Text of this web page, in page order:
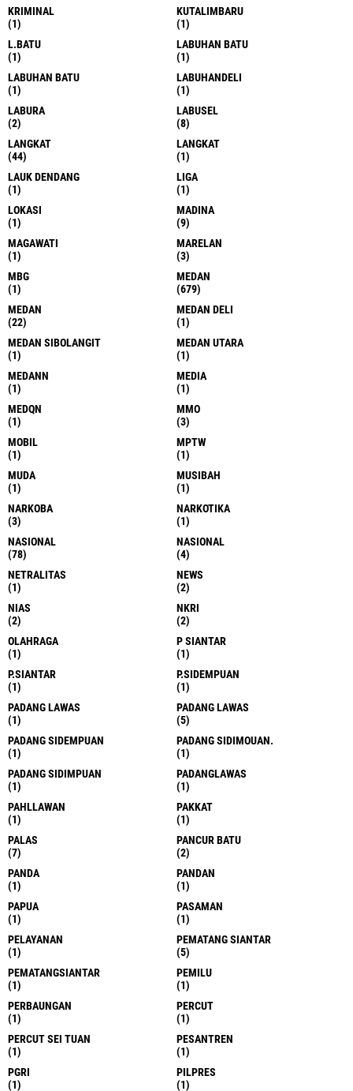
IKLAN
(2)
IMIGRASI
(1)
INKANAS
(1)
JAKARTA
(16)
JAKARTA
(1)
JAKARTA SUMUT
(1)
JAKSA
(1)
KALAMBIR LIMA
(1)
KAPAL
(1)
KAPOLRES
(2)
KAPOLRI
(2)
KARO
(19)
KAVLING 98
(1)
KEGIATAN
(1)
KLAMBIR LIMA
(1)
KOREA
(1)
KOTA
(4)
KOTA PINANG
(1)
KOTARI
(1)
KPU
(1)
KRIMINAL
(1)
KUTALIMBARU
(1)
L.BATU
(1)
LABUHAN BATU
(1)
LABUHAN BATU
(1)
LABUHANDELI
(1)
LABURA
(2)
LABUSEL
(8)
LANGKAT
(44)
LANGKAT
(1)
LAUK DENDANG
(1)
LIGA
(1)
LOKASI
(1)
MADINA
(9)
MAGAWATI
(1)
MARELAN
(3)
MBG
(1)
MEDAN
(679)
MEDAN
(22)
MEDAN DELI
(1)
MEDAN SIBOLANGIT
(1)
MEDAN UTARA
(1)
MEDANN
(1)
MEDIA
(1)
MEDQN
(1)
MMO
(3)
MOBIL
(1)
MPTW
(1)
MUDA
(1)
MUSIBAH
(1)
NARKOBA
(3)
NARKOTIKA
(1)
NASIONAL
(78)
NASIONAL
(4)
NETRALITAS
(1)
NEWS
(2)
NIAS
(2)
NKRI
(2)
OLAHRAGA
(1)
P SIANTAR
(1)
P.SIANTAR
(1)
P.SIDEMPUAN
(1)
PADANG LAWAS
(1)
PADANG LAWAS
(5)
PADANG SIDEMPUAN
(1)
PADANG SIDIMOUAN.
(1)